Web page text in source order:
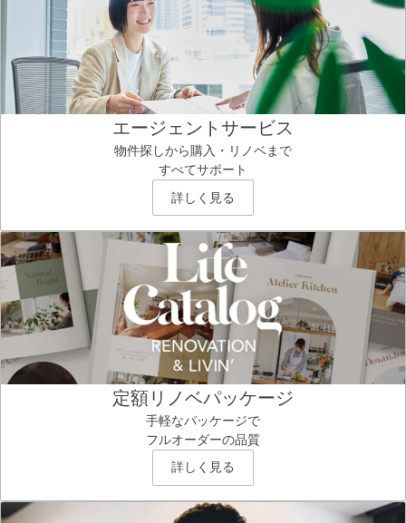
エージェントサービス
物件探しから購入・リノベまで
すべてサポート
詳しく見る
定額リノベパッケージ
手軽なパッケージで
フルオーダーの品質
詳しく見る